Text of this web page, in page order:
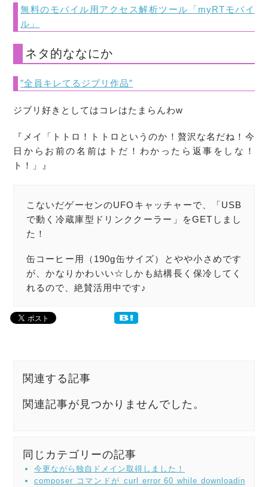
無料のモバイル用アクセス解析ツール「myRTモバイ
ル」
ネタ的ななにか
”全員キレてるジブリ作品”
ジブリ好きとしてはコレはたまらんわw
『メイ「トトロ！トトロというのか！贅沢な名だね！今
日からお前の名前はトだ！わかったら返事をしな！
ト！」』
こないだゲーセンのUFOキャッチャーで、「USB
で動く冷蔵庫型ドリンククーラー」をGETしまし
た！
缶コーヒー用（190g缶サイズ）とやや小さめです
が、かなりかわいい☆しかも結構長く保冷してく
れるので、絶賛活用中です♪
関連する記事
関連記事が見つかりませんでした。
同じカテゴリーの記事
今更ながら独自ドメイン取得しました！
composer コマンドが curl error 60 while downloadin